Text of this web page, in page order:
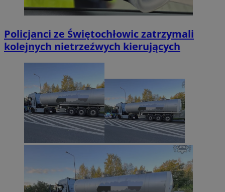
Policjanci ze Świętochłowic zatrzymali
kolejnych nietrzeźwych kierujących